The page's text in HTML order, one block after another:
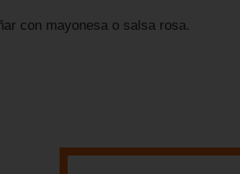
con mayonesa o salsa rosa.